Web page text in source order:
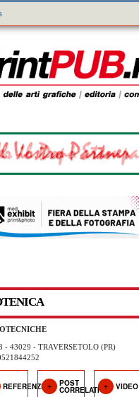
ZOOM
- 43029 - TRAVERSETOLO (PR)
REFERENZE POST
CORRELATI VIDEO